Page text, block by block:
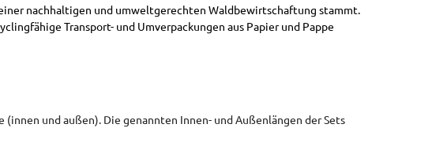
nachhaltigen und umweltgerechten Waldbewirtschaftung stammt.
Transport- und Umverpackungen aus Papier und Pappe
und außen). Die genannten Innen- und Außenlängen der Sets